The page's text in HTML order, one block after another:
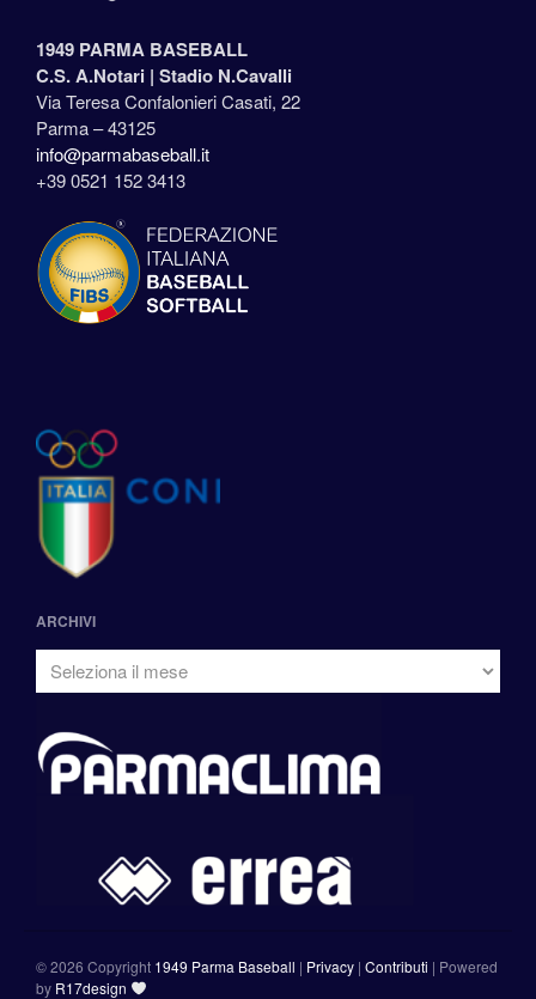
1949 PARMA BASEBALL
C.S. A.Notari | Stadio N.Cavalli
Via Teresa Confalonieri Casati, 22
Parma – 43125
info@parmabaseball.it
+39 0521 152 3413
ARCHIVI
©2026 Copyright 1949 Parma Baseball | Privacy | Contributi | Powered
by R17design